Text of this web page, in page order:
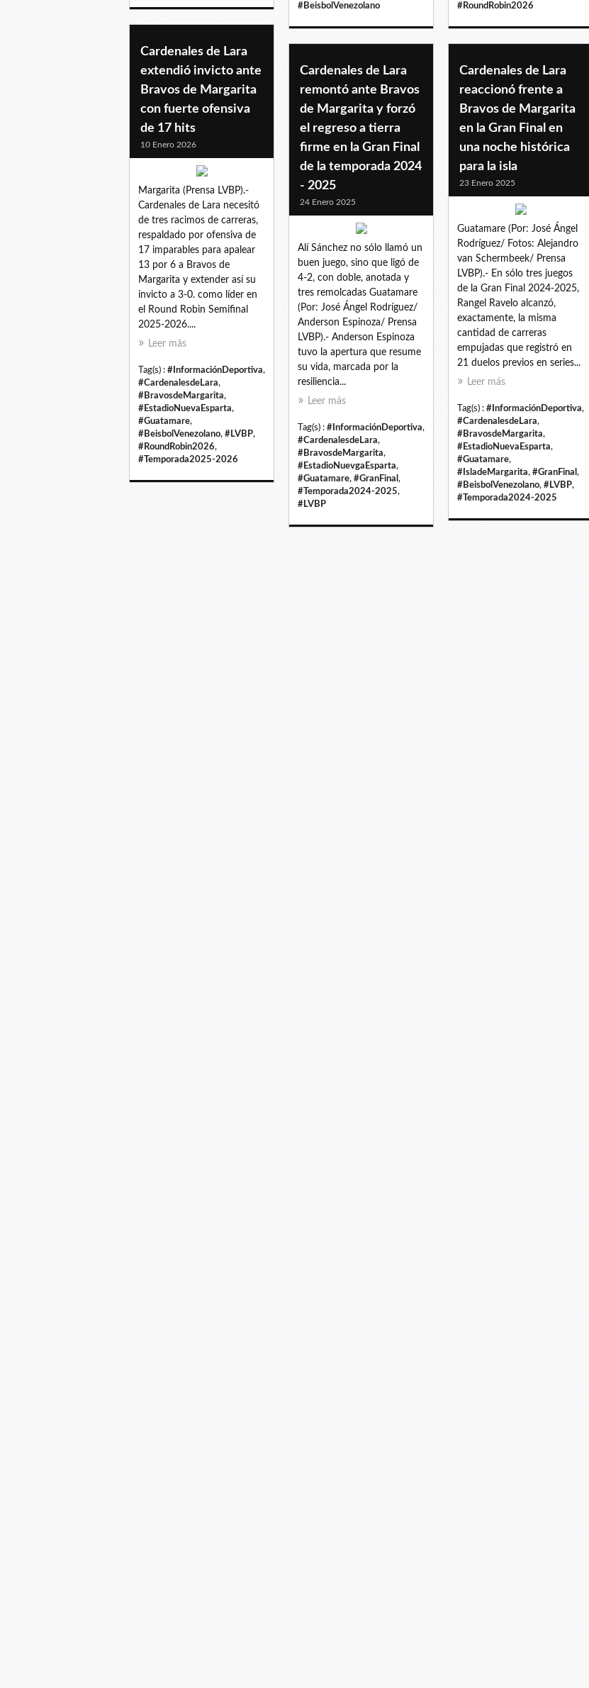
#BeisbolVenezolano
#RoundRobin2026
Cardenales de Lara
extendió invicto ante
Bravos de Margarita
con fuerte ofensiva
de 17 hits
10 Enero 2026
Margarita (Prensa LVBP).-
Cardenales de Lara necesitó
de tres racimos de carreras,
respaldado por ofensiva de
17 imparables para apalear
13 por 6 a Bravos de
Margarita y extender así su
invicto a 3-0. como líder en
el Round Robin Semifinal
2025-2026....
Leer más
Tag(s) : #InformaciónDeportiva,
#CardenalesdeLara,
#BravosdeMargarita,
#EstadioNuevaEsparta,
#Guatamare,
#BeisbolVenezolano, #LVBP,
#RoundRobin2026,
#Temporada2025-2026
Cardenales de Lara
remontó ante Bravos
de Margarita y forzó
el regreso a tierra
firme en la Gran Final
de la temporada 2024
- 2025
24 Enero 2025
Alí Sánchez no sólo llamó un
buen juego, sino que ligó de
4-2, con doble, anotada y
tres remolcadas Guatamare
(Por: José Ángel Rodríguez/
Anderson Espinoza/ Prensa
LVBP).- Anderson Espinoza
tuvo la apertura que resume
su vida, marcada por la
resiliencia...
Leer más
Tag(s) : #InformaciónDeportiva,
#CardenalesdeLara,
#BravosdeMargarita,
#EstadioNuevgaEsparta,
#Guatamare, #GranFinal ,
#Temporada2024-2025,
#LVBP
Cardenales de Lara
reaccionó frente a
Bravos de Margarita
en la Gran Final en
una noche histórica
para la isla
23 Enero 2025
Guatamare (Por: José Ángel
Rodríguez/ Fotos: Alejandro
van Schermbeek/ Prensa
LVBP).- En sólo tres juegos
de la Gran Final 2024-2025,
Rangel Ravelo alcanzó,
exactamente, la misma
cantidad de carreras
empujadas que registró en
21 duelos previos en series...
Leer más
Tag(s) : #InformaciónDeportiva,
#CardenalesdeLara,
#BravosdeMargarita,
#EstadioNuevaEsparta,
#Guatamare,
#IsladeMargarita, #GranFinal ,
#BeisbolVenezolano, #LVBP,
#Temporada2024-2025